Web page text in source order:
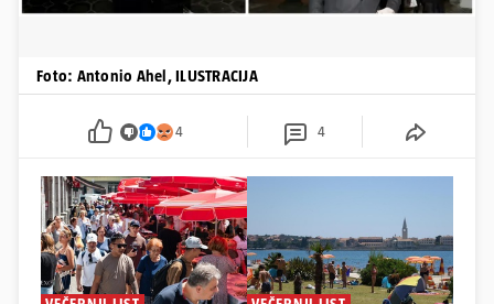
Foto: Antonio Ahel, ILUSTRACIJA
4 4